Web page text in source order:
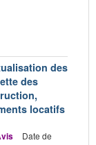
des
des
locatifs
Date de